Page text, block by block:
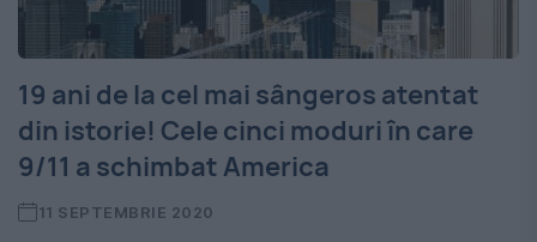
19 ani de la cel mai sângeros atentat
din istorie! Cele cinci moduri în care
9/11 a schimbat America
11 SEPTEMBRIE 2020